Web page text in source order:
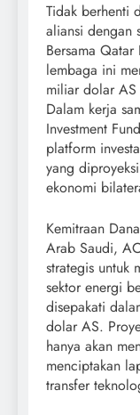
Tidak berhenti
aliansi dengan
Bersama
lembaga ini
miliar dolar AS
Dalam kerja
Investment
platform
yang
ekonomi
Kemitraan
Arab Saudi,
strategis untuk
sektor energi
disepakati
dolar AS.
hanya akan
menciptakan
transfer